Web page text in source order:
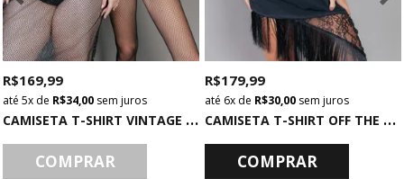
C
AMISETA T-SHIRT VINTAGE PRETA MOON LIGHT
R$ 169,99
5x de R$ 34,00 sem juros
COMPRAR
C
AMISETA T-SHIRT OFF THE SHOULDER CHUMBO STAGE
R$ 179,99
6x de R$ 30,00 sem juros
COMPRAR